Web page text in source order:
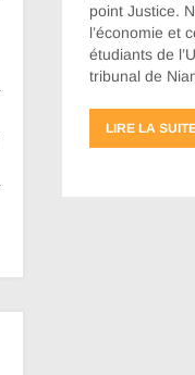
point Justice.
l’économie et
étudiants de
tribunal de
LIRE LA